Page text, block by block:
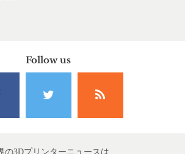
Follow us
の3Dプリンターニュースは